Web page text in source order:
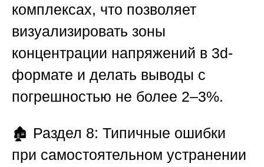
комплексах, что позволяет
визуализировать зоны
концентрации напряжений в 3d-
формате и делать выводы с
погрешностью не более 2–3%.
🏚️ Раздел 8: Типичные ошибки
при самостоятельном устранении